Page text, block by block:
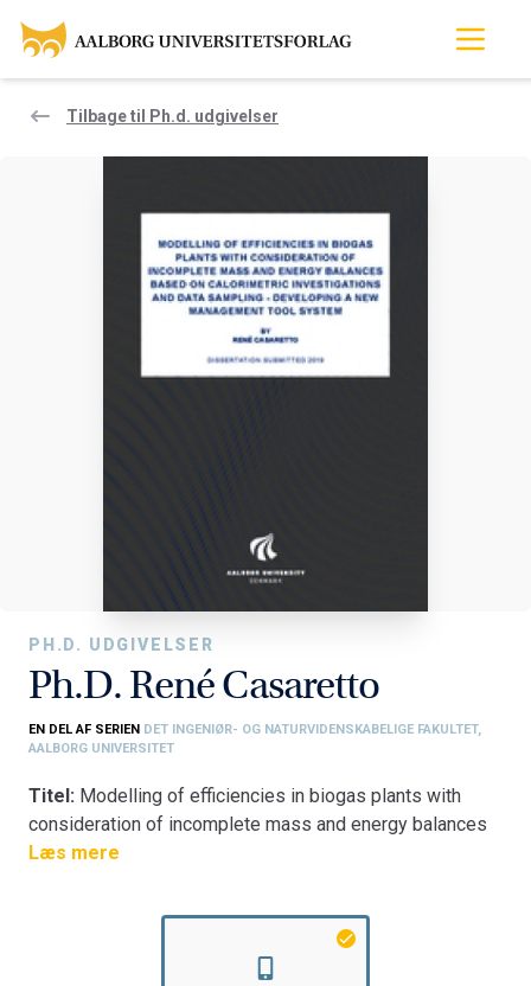
Tilbage til Ph.d. udgivelser
PH.D. UDGIVELSER
Ph.D. René Casaretto
EN DEL AF SERIEN DET INGENIØR- OG NATURVIDENSKABELIGE FAKULTET,
AALBORG UNIVERSITET
Titel: Modelling of efficiencies in biogas plants with
consideration of incomplete mass and energy balances
based on calorimetric investigations and data sampling.
Det Ingeniør- og Naturvidenskabelige Fakultet
Læs mere